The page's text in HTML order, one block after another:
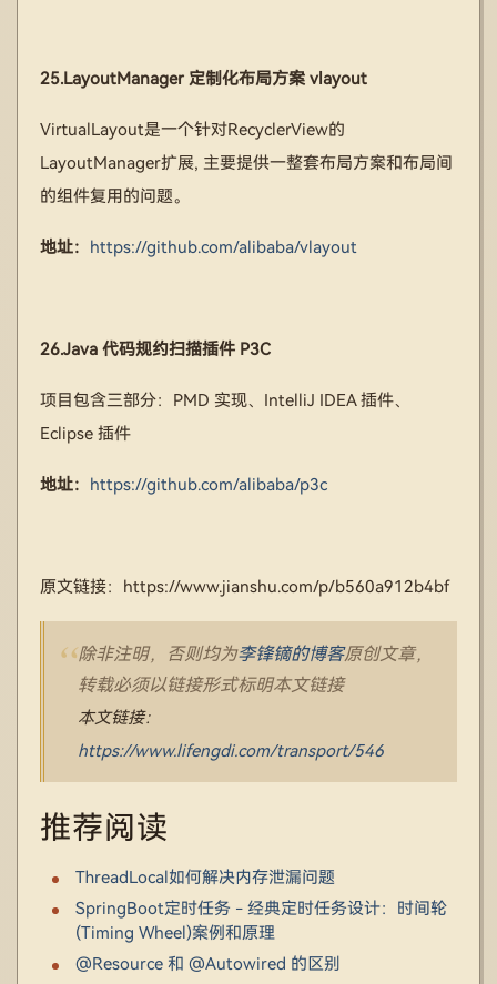
25.LayoutManager 定制化布局方案 vlayout
VirtualLayout是一个针对RecyclerView的
LayoutManager扩展, 主要提供一整套布局方案和布局间
的组件复用的问题。
地址： https://github.com/alibaba/vlayout
26.Java 代码规约扫描插件 P3C
项目包含三部分：PMD 实现、IntelliJ IDEA 插件、
Eclipse 插件
地址： https://github.com/alibaba/p3c
原文链接：https://www.jianshu.com/p/b560a912b4bf
除非注明，否则均为李锋镝的博客原创文章，
转载必须以链接形式标明本文链接
本文链接：
https://www.lifengdi.com/transport/546
推荐阅读
ThreadLocal如何解决内存泄漏问题
SpringBoot定时任务 - 经典定时任务设计：时间轮
(Timing Wheel)案例和原理
@Resource 和 @Autowired 的区别